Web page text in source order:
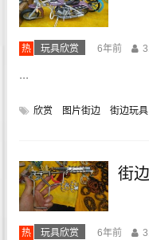
热 玩具欣赏 6年前
...
欣赏 图片街边 街边玩具
街
热 玩具欣赏 6年前